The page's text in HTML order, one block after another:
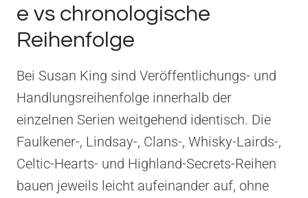
e vs chronologische
Reihenfolge
Bei Susan King sind Veröffentlichungs- und
Handlungsreihenfolge innerhalb der
einzelnen Serien weitgehend identisch. Die
Faulkener-, Lindsay-, Clans-, Whisky-Lairds-,
Celtic-Hearts- und Highland-Secrets-Reihen
bauen jeweils leicht aufeinander auf, ohne